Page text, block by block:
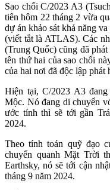
Sao chổi C/2023 A3
tiên hôm 22 tháng 2 vừa
dự án khảo sát khả năng
(viết tắt là ATLAS). Các
(Trung Quốc) cũng đã
tên thứ hai của sao chổi
của hai nơi đã độc lập phát
Hiện tại, C/2023 A3
Mộc. Nó đang di chuyển
ước tính thì sẽ tới gần
2024.
Theo tính toán quỹ đạo
chuyển quanh Mặt Trời
Earthsky, nó sẽ tới cận
tháng 9 năm 2024.